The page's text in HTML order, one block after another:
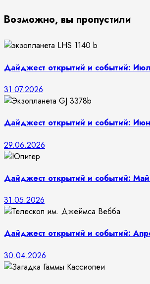
Возможно, вы пропустили
Дайджест открытий и событий:
31.07.2026
Дайджест открытий и событий:
29.06.2026
Дайджест открытий и событий:
31.05.2026
Дайджест открытий и событий:
30.04.2026